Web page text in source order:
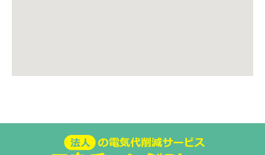
法人の電気代削減サービスエネチェン
ジBizなら